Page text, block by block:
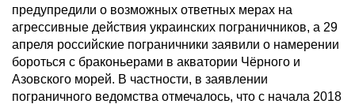
предупредили о возможных ответных мерах на
агрессивные действия украинских пограничников, а 29
апреля российские пограничники заявили о намерении
бороться с браконьерами в акватории Чёрного и
Азовского морей. В частности, в заявлении
пограничного ведомства отмечалось, что с начала 2018